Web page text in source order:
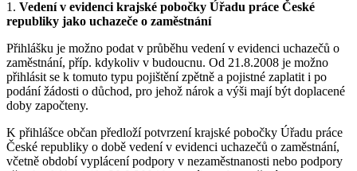
1. Vedení v evidenci krajské pobočky Úřadu práce České
republiky jako uchazeče o zaměstnání
Přihlášku je možno podat v průběhu vedení v evidenci uchazečů o
zaměstnání, příp. kdykoliv v budoucnu. Od 21.8.2008 je možno
přihlásit se k tomuto typu pojištění zpětně a pojistné zaplatit i po
podání žádosti o důchod, pro jehož nárok a výši mají být doplacené
doby započteny.
K přihlášce občan předloží potvrzení krajské pobočky Úřadu práce
České republiky o době vedení v evidenci uchazečů o zaměstnání,
včetně období vyplácení podpory v nezaměstnanosti nebo podpory